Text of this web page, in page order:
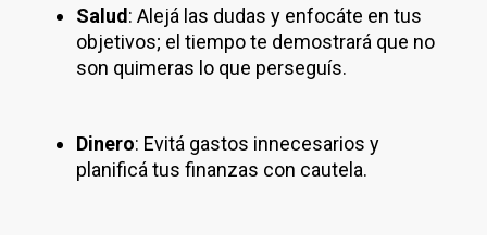
Salud : Alejá las dudas y enfocáte en tus
objetivos; el tiempo te demostrará que no
son quimeras lo que perseguís.
Dinero: Evitá gastos innecesarios y
planificá tus finanzas con cautela.